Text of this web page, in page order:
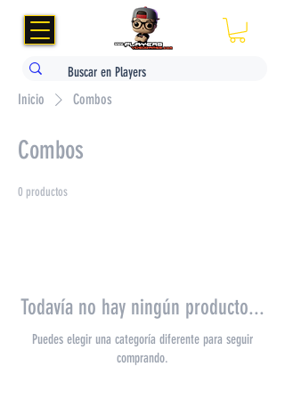
Inicio Combos
Combos
0 productos
Todavía no hay ningún producto...
Puedes elegir una categoría diferente para seguir
comprando.